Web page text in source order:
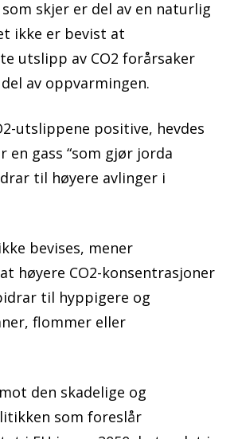
skjer er del av en naturlig
ikke er bevist at
utslipp av CO2 forårsaker
av oppvarmingen.
utslippene positive, hevdes
en gass “som gjør jorda
til høyere avlinger i
bevises, mener
høyere CO2-konsentrasjoner
til hyppigere og
flommer eller
den skadelige og
som foreslår